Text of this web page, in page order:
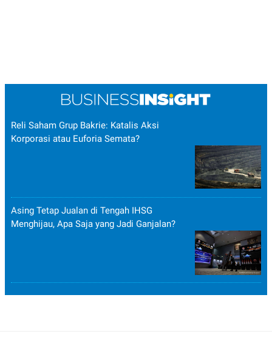
Reli Saham Grup Bakrie: Katalis Aksi
Korporasi atau Euforia Semata?
Asing Tetap Jualan di Tengah IHSG
Menghijau, Apa Saja yang Jadi Ganjalan?